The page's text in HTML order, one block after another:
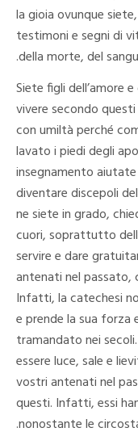
la gioia ovunque
testimoni e segni di
della morte, del
Siete figli dell’amore
vivere secondo
con umiltà perché
lavato i piedi degli
insegnamento
diventare discepoli
ne siete in grado,
cuori, soprattutto
servire e dare
antenati nel passato,
Infatti, la catechesi
e prende la sua forza
tramandato nei
essere luce, sale e
vostri antenati nel
questi. Infatti, essi
nonostante le